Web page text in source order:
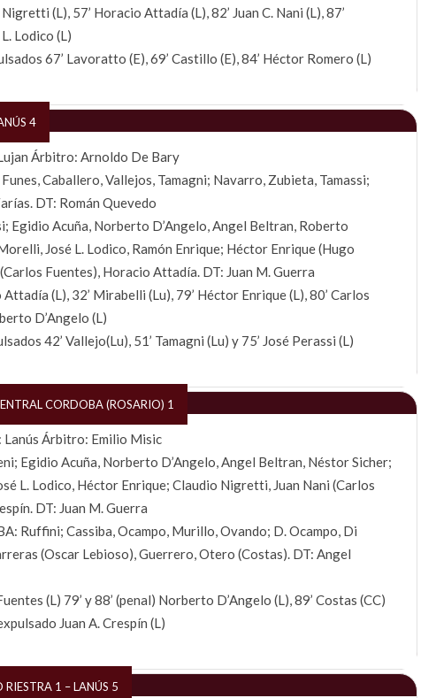
(L), 57’ Horacio Attadía (L), 82’ Juan C. Nani (L), 87’
Lodico (L)
67’ Lavoratto (E), 69’ Castillo (E), 84’ Héctor Romero (L)
4
Árbitro: Arnoldo De Bary
Caballero, Vallejos, Tamagni; Navarro, Zubieta, Tamassi;
DT: Román Quevedo
Egidio Acuña, Norberto D’Angelo, Angel Beltran, Roberto
José L. Lodico, Ramón Enrique; Héctor Enrique (Hugo
Fuentes), Horacio Attadía. DT: Juan M. Guerra
Attadía (L), 32’ Mirabelli (Lu), 79’ Héctor Enrique (L), 80’ Carlos
D’Angelo (L)
42’ Vallejo(Lu), 51’ Tamagni (Lu) y 75’ José Perassi (L)
CORDOBA (ROSARIO) 1
Árbitro: Emilio Misic
Egidio Acuña, Norberto D’Angelo, Angel Beltran, Néstor Sicher;
L. Lodico, Héctor Enrique; Claudio Nigretti, Juan Nani (Carlos
DT: Juan M. Guerra
Ruffini; Cassiba, Ocampo, Murillo, Ovando; D. Ocampo, Di
(Oscar Lebioso), Guerrero, Otero (Costas). DT: Angel
(L) 79’ y 88’ (penal) Norberto D’Angelo (L), 89’ Costas (CC)
Juan A. Crespín (L)
1 – LANÚS 5